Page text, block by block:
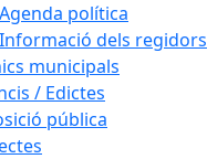
Agenda política
Informació dels regidors
municipals
/ Edictes
pública